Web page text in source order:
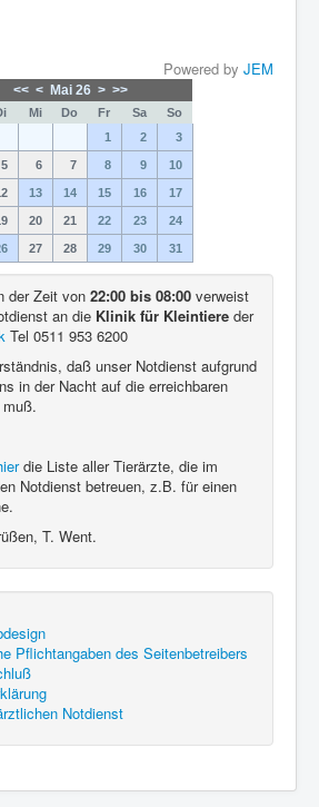
Powered by JEM
<< < Mai 26 > >>
Mi Do Fr Sa
So
1
2 3
5 6 7 8 9 10
13 14 15 16 17
20 21 22 23 24
27 28 29 30 31
der Zeit von 22:00 bis 08:00 verweist
an die Klinik für Kleintiere der
Tel 0511 953 6200
daß unser Notdienst aufgrund
in der Nacht auf die erreichbaren
die Liste aller Tierärzte, die im
Notdienst betreuen, z.B. für einen
T. Went.
Pflichtangaben des Seitenbetreibers
Notdienst